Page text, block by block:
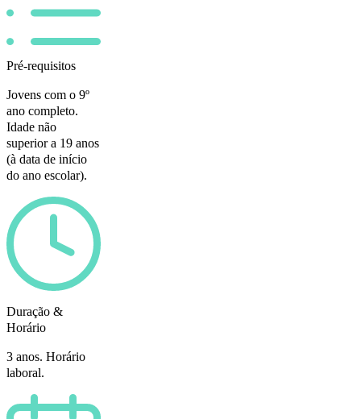
Pré-requisitos
Jovens com o 9º
ano completo.
Idade não
superior a 19 anos
(à data de início
do ano escolar).
Duração &
Horário
3 anos. Horário
laboral.